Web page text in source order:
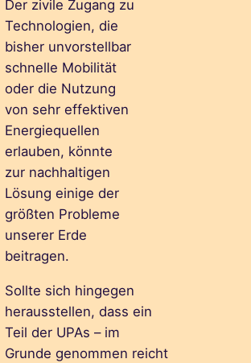
Der zivile Zugang zu
Technologien, die
bisher unvorstellbar
schnelle Mobilität
oder die Nutzung
von sehr effektiven
Energiequellen
erlauben, könnte
zur nachhaltigen
Lösung einige der
größten Probleme
unserer Erde
beitragen.
Sollte sich hingegen
herausstellen, dass ein
Teil der UPAs – im
Grunde genommen reicht